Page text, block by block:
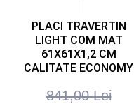
PLACI TRAVERTIN
LIGHT COM MAT
61X61X1,2 CM
CALITATE ECONOMY
841,00Lei